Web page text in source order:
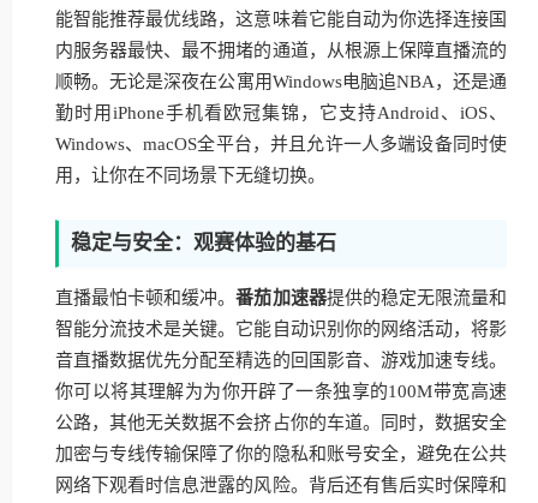
能智能推荐最优线路，这意味着它能自动为你选择连接国
内服务器最快、最不拥堵的通道，从根源上保障直播流的
顺畅。无论是深夜在公寓用Windows电脑追NBA，还是通
勤时用iPhone手机看欧冠集锦，它支持Android、iOS、
Windows、macOS全平台，并且允许一人多端设备同时使
用，让你在不同场景下无缝切换。
稳定与安全：观赛体验的基石
直播最怕卡顿和缓冲。番茄加速器提供的稳定无限流量和
智能分流技术是关键。它能自动识别你的网络活动，将影
音直播数据优先分配至精选的回国影音、游戏加速专线。
你可以将其理解为为你开辟了一条独享的100M带宽高速
公路，其他无关数据不会挤占你的车道。同时，数据安全
加密与专线传输保障了你的隐私和账号安全，避免在公共
网络下观看时信息泄露的风险。背后还有售后实时保障和